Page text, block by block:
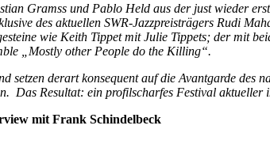
Gramss und Pablo Held aus der just wieder
des aktuellen SWR-Jazzpreisträgers Rudi
wie Keith Tippet mit Julie Tippets; der mit
„Mostly other People do the Killing“.
setzen derart konsequent auf die Avantgarde
Das Resultat: ein profilscharfes Festival aktueller
mit Frank Schindelbeck